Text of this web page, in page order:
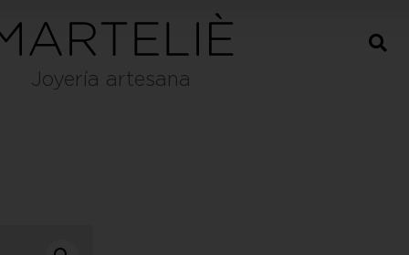
Joyería artesana